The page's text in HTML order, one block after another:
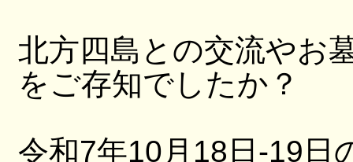
北方四島との交流やお
をご存知でしたか？
令和7年10月18日-19日